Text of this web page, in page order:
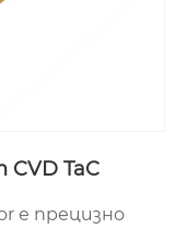
TaC
е прецизно